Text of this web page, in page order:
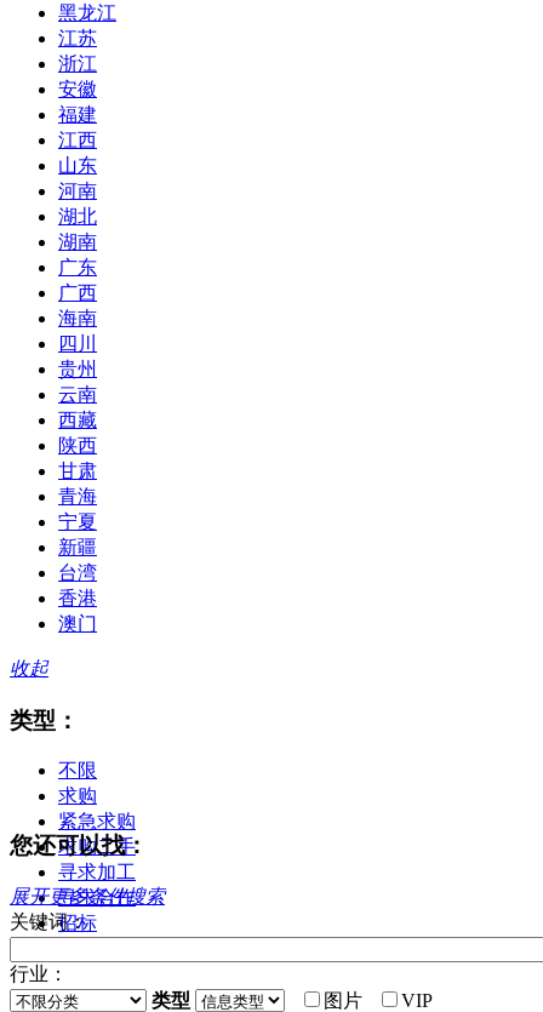
黑龙江
江苏
浙江
安徽
福建
江西
山东
河南
湖北
湖南
广东
广西
海南
四川
贵州
云南
西藏
陕西
甘肃
青海
宁夏
新疆
台湾
香港
澳门
收起
类型：
不限
求购
紧急求购
求购二手
寻求加工
寻求合作
招标
您还可以找：
展开更多条件搜索
关键词：
行业：
类型
图片
VIP